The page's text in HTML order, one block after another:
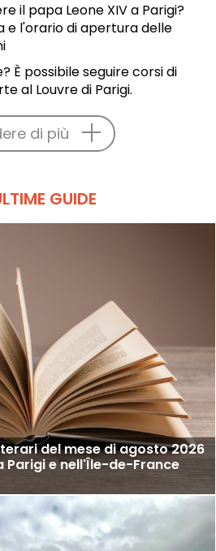
il papa Leone XIV a Parigi?
e l'orario di apertura delle
È possibile seguire corsi di
al Louvre di Parigi.
di più
GUIDE
del mese di agosto 2026
Parigi e nell'Île-de-France